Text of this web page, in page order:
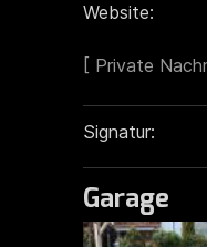
Website:
Signatur:
Garage